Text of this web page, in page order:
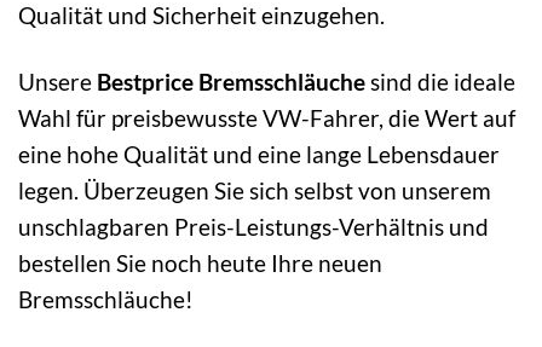
Qualität und Sicherheit einzugehen.
Unsere Bestprice Bremsschläuchesind die ideale
Wahl für preisbewusste VW-Fahrer, die Wert auf
eine hohe Qualität und eine lange Lebensdauer
legen. Überzeugen Sie sich selbst von unserem
unschlagbaren Preis-Leistungs-Verhältnis und
bestellen Sie noch heute Ihre neuen
Bremsschläuche!